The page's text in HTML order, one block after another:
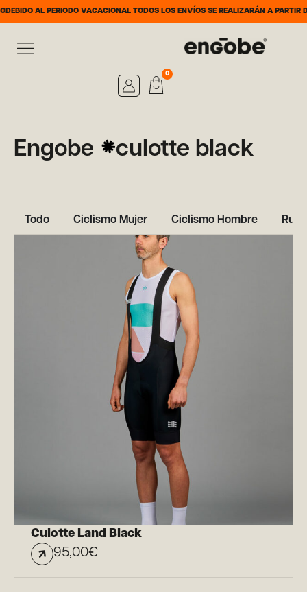
DEBIDO AL PERIODO VACACIONAL TODOS LOS ENVÍOS SE REALIZARÁN A PARTIR
0
Engobe culotte black
Todo Ciclismo Mujer Ciclismo Hombre
Culotte Land Black
95,00€